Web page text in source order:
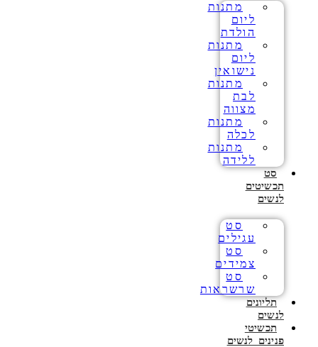
מתנות
ליום
הולדת
מתנות
ליום
נישואין
מתנות
לבת
מצווה
מתנות
לכלה
מתנות
ללידה
סט
תכשיטים
לנשים
סט
עגילים
סט
צמידים
סט
שרשראות
תליונים
לנשים
תכשיטי
פנינים לנשים